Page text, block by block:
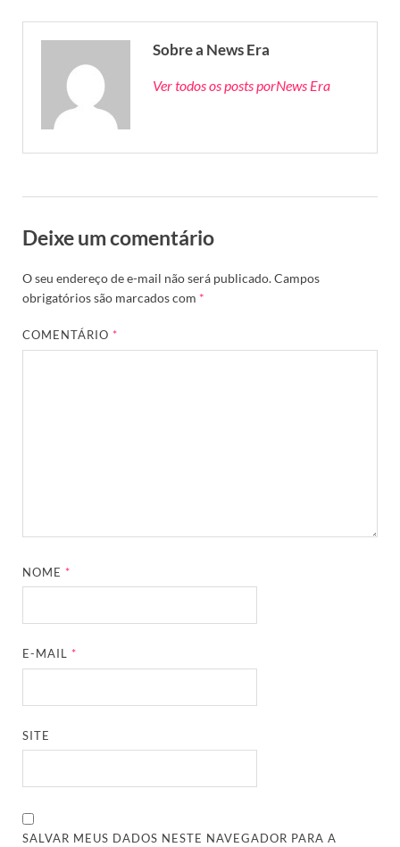
Sobre a News Era
Ver todos os posts porNews Era
Deixe um comentário
O seu endereço de e-mail não será publicado.Campos
obrigatórios são marcados com *
COMENTÁRIO*
NOME*
E-MAIL*
SITE
SALVAR MEUS DADOS NESTE NAVEGADOR PARA A